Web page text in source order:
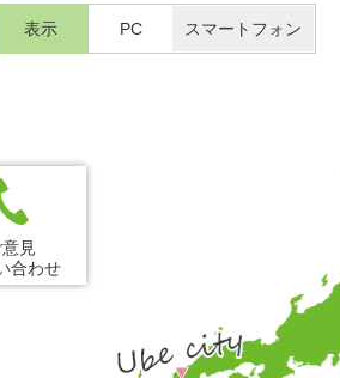
表示 PC スマートフォン
意見
合わせ